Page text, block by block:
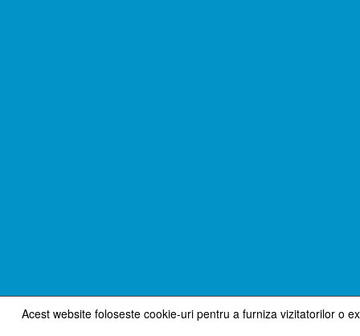
Acest website foloseste cookie-uri pentru a furniza vizitatorilor o